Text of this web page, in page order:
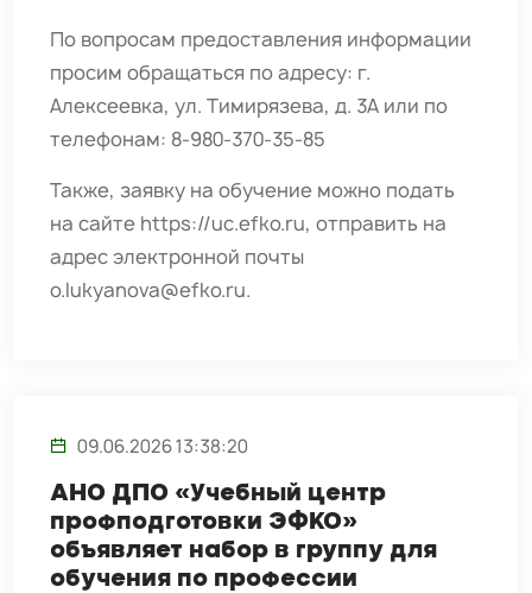
По вопросам предоставления информации
просим обращаться по адресу: г.
Алексеевка, ул. Тимирязева, д. 3А или по
телефонам: 8-980-370-35-85
Также, заявку на обучение можно подать
на сайте https://uc.efko.ru, отправить на
адрес электронной почты
o.lukyanova@efko.ru.
09.06.2026 13:38:20
АНО ДПО «Учебный центр
профподготовки ЭФКО»
объявляет набор в группу для
обучения по профессии